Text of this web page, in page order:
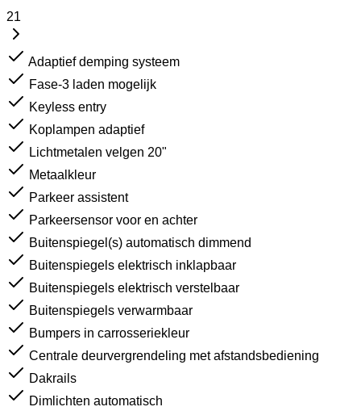
21
Adaptief demping systeem
Fase-3 laden mogelijk
Keyless entry
Koplampen adaptief
Lichtmetalen velgen 20"
Metaalkleur
Parkeer assistent
Parkeersensor voor en achter
Buitenspiegel(s) automatisch dimmend
Buitenspiegels elektrisch inklapbaar
Buitenspiegels elektrisch verstelbaar
Buitenspiegels verwarmbaar
Bumpers in carrosseriekleur
Centrale deurvergrendeling met afstandsbediening
Dakrails
Dimlichten automatisch